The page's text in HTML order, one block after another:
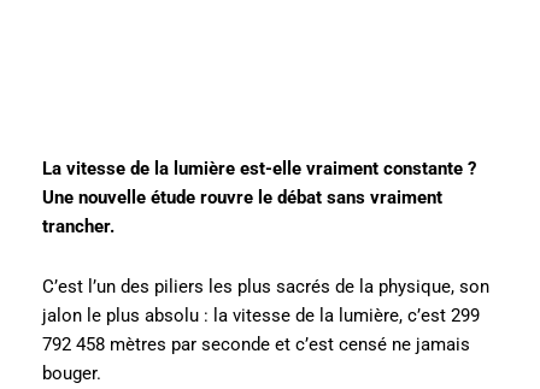
La vitesse de la lumière est-elle vraiment constante ?
Une nouvelle étude rouvre le débat sans vraiment
trancher.
C’est l’un des piliers les plus sacrés de la physique, son
jalon le plus absolu : la vitesse de la lumière, c’est 299
792 458 mètres par seconde et c’est censé ne jamais
bouger.